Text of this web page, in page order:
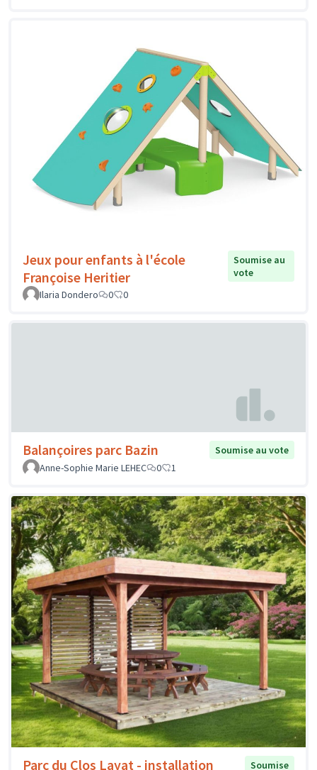
Jeux pour enfants à l'école
Françoise Heritier
Soumise au
vote
Ilaria Dondero
0 0
Balançoires parc Bazin
Soumise au vote
Anne-Sophie Marie LEHEC
0 1
Parc du Clos Layat - installation Soumise